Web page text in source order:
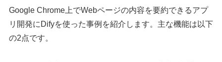
Google Chrome上でWebページの内容を要約できるアプ
リ開発にDifyを使った事例を紹介します。主な機能は以下
の2点です。